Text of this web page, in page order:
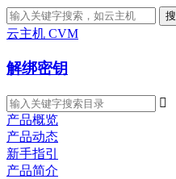
云主机 CVM
解绑密钥

产品概览
产品动态
新手指引
产品简介